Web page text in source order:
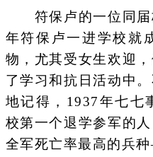
符保卢的一位同届
年符保卢一进学校就
物，尤其受女生欢迎
了学习和抗日活动中
地记得，1937年七七
校第一个退学参军的
全军死亡率最高的兵